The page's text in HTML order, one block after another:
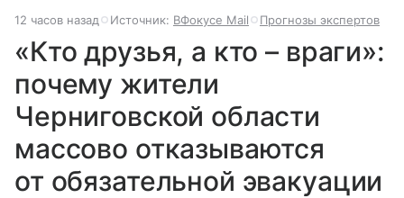
12 часов назад Источник: ВФокусе Mail Прогнозы экспертов
«Кто друзья, а кто – враги»:
почему жители
Черниговской области
массово отказываются
от обязательной эвакуации